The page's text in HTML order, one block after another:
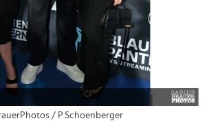
/ P.Schoenberger